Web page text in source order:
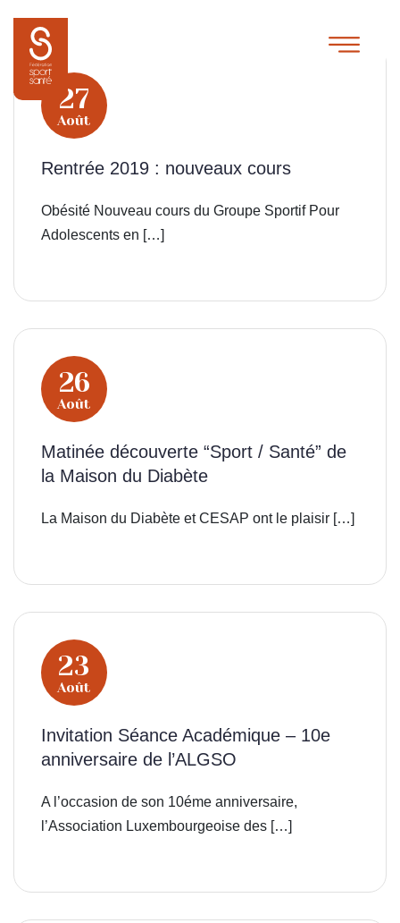
27
Août
Rentrée 2019 : nouveaux cours
Obésité Nouveau cours du Groupe Sportif Pour
Adolescents en […]
26
Août
Matinée découverte “Sport / Santé” de
la Maison du Diabète
La Maison du Diabète et CESAP ont le plaisir […]
23
Août
Invitation Séance Académique – 10e
anniversaire de l’ALGSO
A l’occasion de son 10éme anniversaire,
l’Association Luxembourgeoise des […]